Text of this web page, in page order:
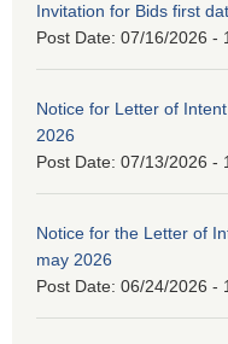
Invitation for Bids first
Post Date: 07/16/2026 -
Notice for Letter of
2026
Post Date: 07/13/2026 -
Notice for the Letter of
may 2026
Post Date: 06/24/2026 -